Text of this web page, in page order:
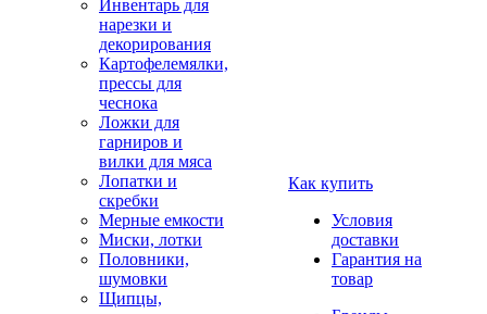
Инвентарь для
нарезки и
декорирования
Картофелемялки,
прессы для
чеснока
Ложки для
гарниров и
вилки для мяса
Лопатки и
скребки
Мерные емкости
Миски, лотки
Половники,
шумовки
Щипцы,
Как купить
Условия
доставки
Гарантия на
товар